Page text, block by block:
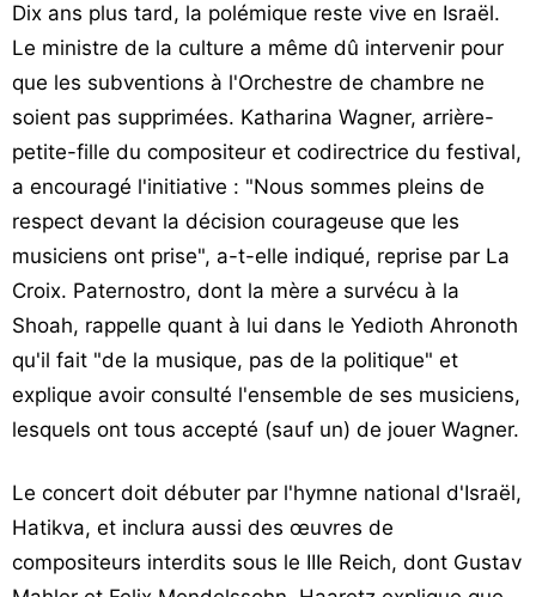
Dix ans plus tard, la polémique reste vive en Israël.
Le ministre de la culture a même dû intervenir pour
que les subventions à l'Orchestre de chambre ne
soient pas supprimées. Katharina Wagner, arrière-
petite-fille du compositeur et codirectrice du festival,
a encouragé l'initiative : "Nous sommes pleins de
respect devant la décision courageuse que les
musiciens ont prise", a-t-elle indiqué, reprise par La
Croix. Paternostro, dont la mère a survécu à la
Shoah, rappelle quant à lui dans le Yedioth Ahronoth
qu'il fait "de la musique, pas de la politique" et
explique avoir consulté l'ensemble de ses musiciens,
lesquels ont tous accepté (sauf un) de jouer Wagner.
Le concert doit débuter par l'hymne national d'Israël,
Hatikva, et inclura aussi des œuvres de
compositeurs interdits sous le IIIe Reich, dont Gustav